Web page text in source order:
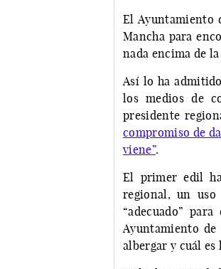
El Ayuntamiento
Mancha para
nada encima de la
Así lo ha
los medios de
presidente
compromiso de
viene”.
El primer edil
regional, un
“adecuado”
Ayuntamiento
albergar y cuál es